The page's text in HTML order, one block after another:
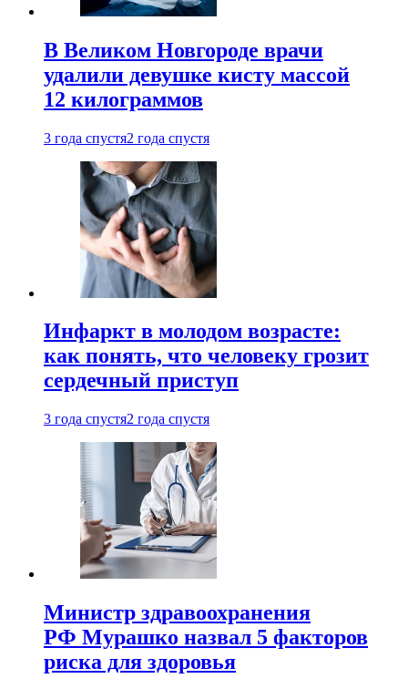
В Великом Новгороде врачи
удалили девушке кисту массой
12 килограммов
3 года спустя2 года спустя
Инфаркт в молодом возрасте:
как понять, что человеку грозит
сердечный приступ
3 года спустя2 года спустя
Министр здравоохранения
РФ Мурашко назвал 5 факторов
риска для здоровья